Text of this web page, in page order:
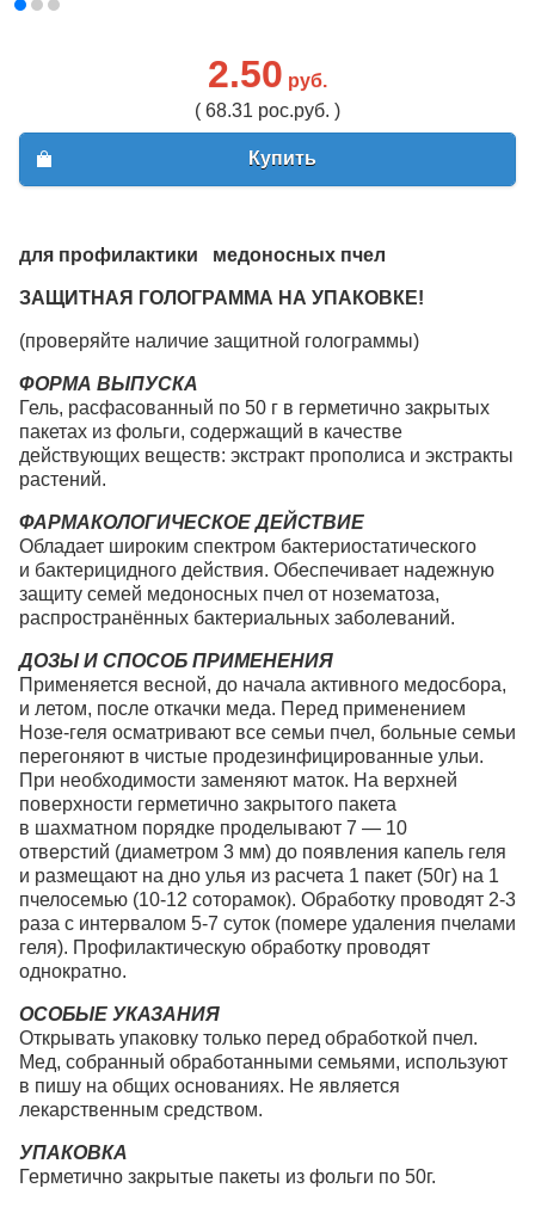
2.50 руб.
( 68.31 рос.руб. )
Купить
для профилактики медоносных пчел
ЗАЩИТНАЯ ГОЛОГРАММА НА УПАКОВКЕ!
(проверяйте наличие защитной голограммы)
ФОРМА ВЫПУСКА
Гель, расфасованный по 50 г в герметично закрытых
пакетах из фольги, содержащий в качестве
действующих веществ: экстракт прополиса и экстракты
растений.
ФАРМАКОЛОГИЧЕСКОЕ ДЕЙСТВИЕ
Обладает широким спектром бактериостатического
и бактерицидного действия. Обеспечивает надежную
защиту семей медоносных пчел от нозематоза,
распространённых бактериальных заболеваний.
ДОЗЫ И СПОСОБ ПРИМЕНЕНИЯ
Применяется весной, до начала активного медосбора,
и летом, после откачки меда. Перед применением
Нозе-геля осматривают все семьи пчел, больные семьи
перегоняют в чистые продезинфицированные ульи.
При необходимости заменяют маток. На верхней
поверхности герметично закрытого пакета
в шахматном порядке проделывают 7 — 10
отверстий (диаметром 3 мм) до появления капель геля
и размещают на дно улья из расчета 1 пакет (50г) на 1
пчелосемью (10-12 соторамок). Обработку проводят 2-3
раза с интервалом 5-7 суток (помере удаления пчелами
геля). Профилактическую обработку проводят
однократно.
ОСОБЫЕ УКАЗАНИЯ
Открывать упаковку только перед обработкой пчел.
Мед, собранный обработанными семьями, используют
в пишу на общих основаниях. Не является
лекарственным средством.
УПАКОВКА
Герметично закрытые пакеты из фольги по 50г.